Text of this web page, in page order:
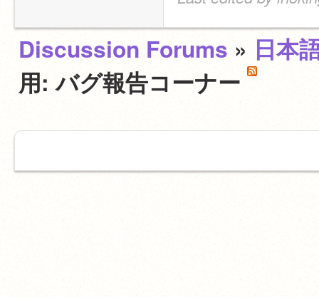
Discussion Forums » 日本
用: バグ報告コーナー